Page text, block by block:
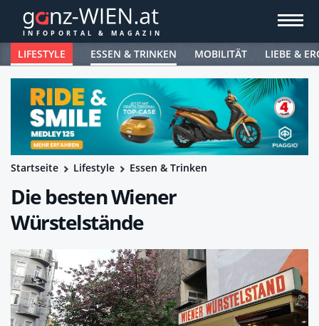
LIFESTYLE ESSEN & TRINKEN MOBILITÄT LIEBE &
Startseite Lifestyle Essen & Trinken
Die besten Wiener
Würstelstände